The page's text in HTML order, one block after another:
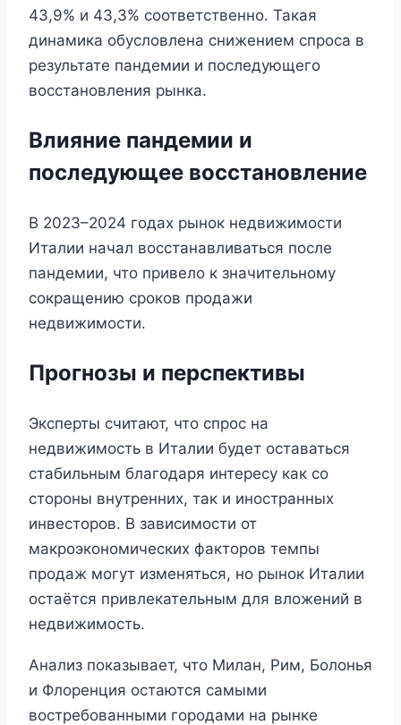
43,9% и 43,3% соответственно. Такая
динамика обусловлена снижением спроса в
результате пандемии и последующего
восстановления рынка.
Влияние пандемии и
последующее восстановление
В 2023–2024 годах рынок недвижимости
Италии начал восстанавливаться после
пандемии, что привело к значительному
сокращению сроков продажи
недвижимости.
Прогнозы и перспективы
Эксперты считают, что спрос на
недвижимость в Италии будет оставаться
стабильным благодаря интересу как со
стороны внутренних, так и иностранных
инвесторов. В зависимости от
макроэкономических факторов темпы
продаж могут изменяться, но рынок Италии
остаётся привлекательным для вложений в
недвижимость.
Анализ показывает, что Милан, Рим, Болонья
и Флоренция остаются самыми
востребованными городами на рынке